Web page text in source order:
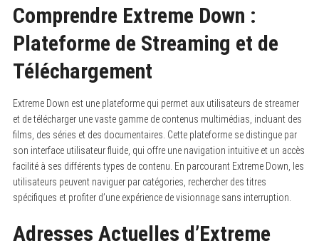
Comprendre Extreme Down :
Plateforme de Streaming et de
Téléchargement
Extreme Down est une plateforme qui permet aux utilisateurs de streamer
et de télécharger une vaste gamme de contenus multimédias, incluant des
films, des séries et des documentaires. Cette plateforme se distingue par
son interface utilisateur fluide, qui offre une navigation intuitive et un accès
facilité à ses différents types de contenu. En parcourant Extreme Down, les
utilisateurs peuvent naviguer par catégories, rechercher des titres
spécifiques et profiter d’une expérience de visionnage sans interruption.
Adresses Actuelles d’Extreme